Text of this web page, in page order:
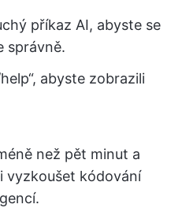
příkaz AI, abyste se
správně.
abyste zobrazili
než pět minut a
vyzkoušet kódování